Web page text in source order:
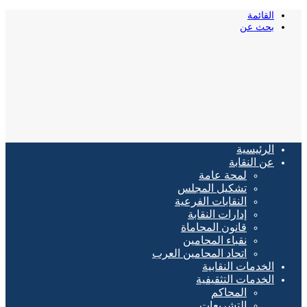
القائمة
بحث عن
الرئيسية
عن النقابة
لمحة عامة
تشكيل المجلس
النقابات الفرعية
إدارات النقابة
قانون المحاماة
نقباء المحامين
اتحاد المحامين العرب
الخدمات النقابية
الخدمات التثقيفية
المحاكم